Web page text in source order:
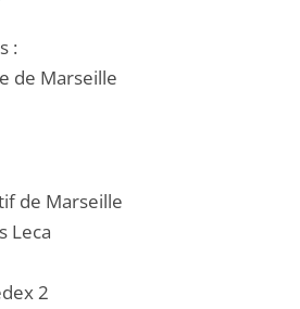
:
de Marseille
de Marseille
Leca
2